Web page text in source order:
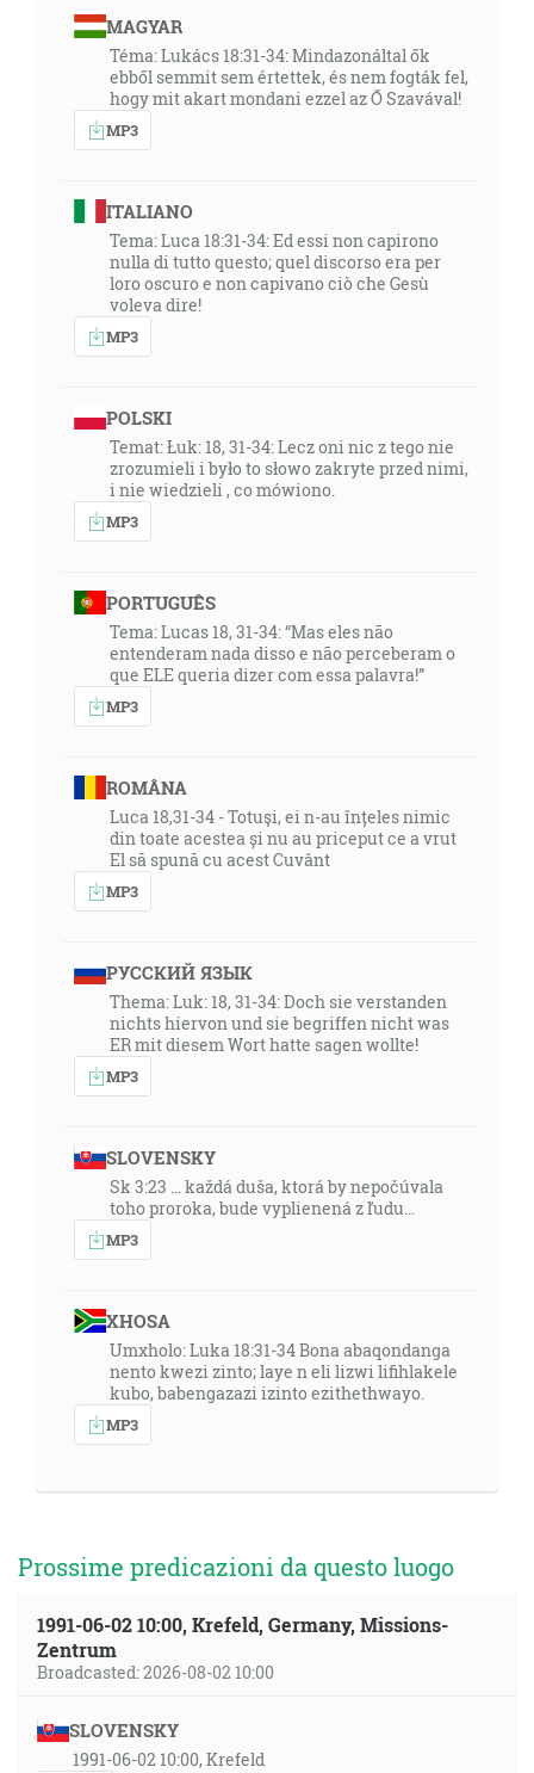
MAGYAR
Téma: Lukács 18:31-34: Mindazonáltal ők
ebből semmit sem értettek, és nem fogták fel,
hogy mit akart mondani ezzel az Ő Szavával!
MP3
ITALIANO
Tema: Luca 18:31-34: Ed essi non capirono
nulla di tutto questo; quel discorso era per
loro oscuro e non capivano ciò che Gesù
voleva dire!
MP3
POLSKI
Temat: Łuk: 18, 31-34: Lecz oni nic z tego nie
zrozumieli i było to słowo zakryte przed nimi,
i nie wiedzieli , co mówiono.
MP3
PORTUGUÊS
Tema: Lucas 18, 31-34: “Mas eles não
entenderam nada disso e não perceberam o
que ELE queria dizer com essa palavra!”
MP3
ROMÂNA
Luca 18,31-34 - Totuşi, ei n-au înțeles nimic
din toate acestea și nu au priceput ce a vrut
El să spună cu acest Cuvânt
MP3
РУССКИЙ ЯЗЫК
Thema: Luk: 18, 31-34: Doch sie verstanden
nichts hiervon und sie begriffen nicht was
ER mit diesem Wort hatte sagen wollte!
MP3
SLOVENSKY
Sk 3:23 … každá duša, ktorá by nepočúvala
toho proroka, bude vyplienená z ľudu…
MP3
XHOSA
Umxholo: Luka 18:31-34 Bona abaqondanga
nento kwezi zinto; laye n eli lizwi lifihlakele
kubo, babengazazi izinto ezithethwayo.
MP3
Prossime predicazioni da questo luogo
1991-06-02 10:00, Krefeld, Germany, Missions-
Zentrum
Broadcasted: 2026-08-02 10:00
SLOVENSKY
1991-06-02 10:00, Krefeld